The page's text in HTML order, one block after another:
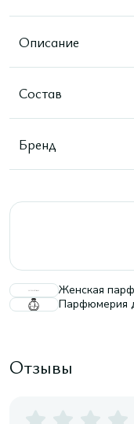
Описание
Состав
Бренд
Женская
Парфюмерия
Отзывы